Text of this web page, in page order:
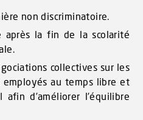
non discriminatoire.
après la fin de la scolarité
collectives sur les
employés au temps libre et
d’améliorer l’équilibre